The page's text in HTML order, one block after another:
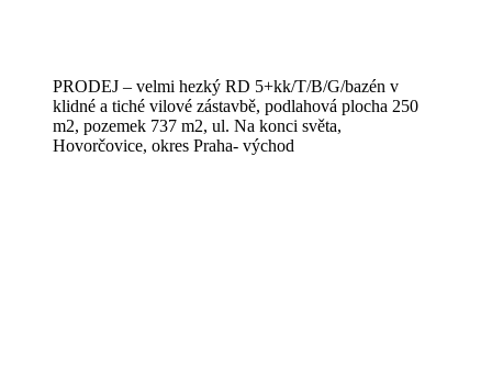
PRODEJ – velmi hezký RD 5+kk/T/B/G/bazén v
klidné a tiché vilové zástavbě, podlahová plocha 250
m2, pozemek 737 m2, ul. Na konci světa,
Hovorčovice, okres Praha- východ